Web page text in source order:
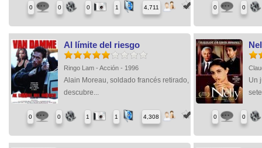
0 0 0 1 4,711 0 0
Al límite del riesgo
Ringo Lam - Acción - 1996
Alain Moreau, soldado francés retirado,
descubre...
0 0 1 1 4,308
Un
0 0